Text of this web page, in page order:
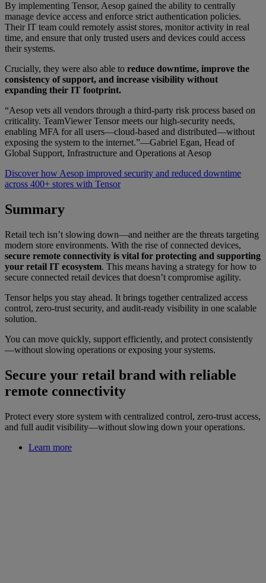
By implementing Tensor, Aesop gained the ability to centrally
manage device access and enforce strict authentication policies.
Their IT team could remotely assist stores, monitor activity in real
time, and ensure that only trusted users and devices could access
their systems.
Crucially, they were also able to reduce downtime, improve the
consistency of support, and increase visibility without
expanding their IT footprint.
“Aesop vets all vendors through a third-party risk process based on
criticality. TeamViewer Tensor meets our high-security needs,
enabling MFA for all users—cloud-based and distributed—without
exposing the system to the internet.”—Gabriel Egan, Head of
Global Support, Infrastructure and Operations at Aesop
Discover how Aesop improved security and reduced downtime
across 400+ stores with Tensor
Summary
Retail tech isn’t slowing down—and neither are the threats targeting
modern store environments. With the rise of connected devices,
secure remote connectivity is vital for protecting and supporting
your retail IT ecosystem. This means having a strategy for how to
secure connected retail devices that doesn’t compromise agility.
Tensor helps you stay ahead. It brings together centralized access
control, zero-trust security, and audit-ready visibility in one scalable
solution.
You can move quickly, support efficiently, and protect consistently
—without slowing operations or exposing your systems.
Secure your retail brand with reliable
remote connectivity
Protect every store system with centralized control, zero-trust access,
and full audit visibility—without slowing down your operations.
Learn more